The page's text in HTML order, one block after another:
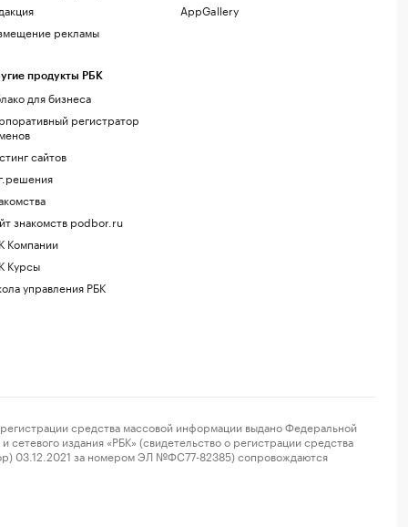
рекламы
продукты РБК
для бизнеса
регистратор
сайтов
знакомств podbor.ru
Компании
Курсы
управления РБК
AppGallery
средства массовой информации выдано Федеральной
издания «РБК» (свидетельство о регистрации средства
03.12.2021 за номером ЭЛ №ФС77-82385) сопровождаются